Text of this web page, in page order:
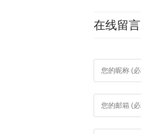
在线留言